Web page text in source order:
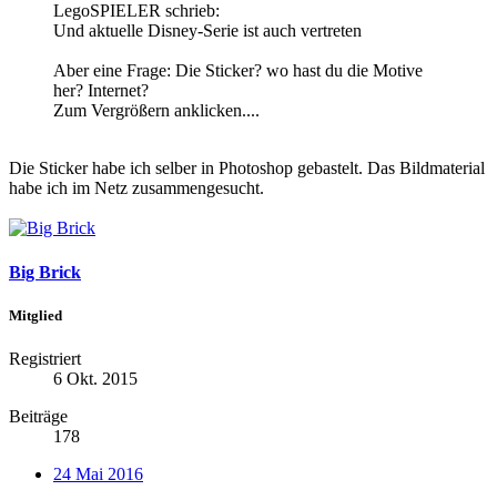
LegoSPIELER schrieb:
Und aktuelle Disney-Serie ist auch vertreten
Aber eine Frage: Die Sticker? wo hast du die Motive
her? Internet?
Zum Vergrößern anklicken....
Die Sticker habe ich selber in Photoshop gebastelt. Das Bildmaterial
habe ich im Netz zusammengesucht.
Big Brick
Mitglied
Registriert
6 Okt. 2015
Beiträge
178
24 Mai 2016